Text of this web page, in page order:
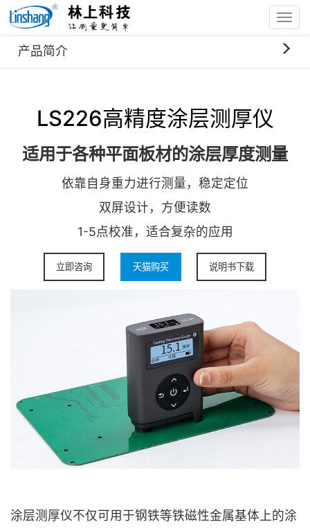
首页 产品中心
LS226高精度涂层测厚仪
适用于各种平面板材的涂层厚度测量
依靠自身重力进行测量，稳定定位
双屏设计，方便读数
1-5点校准，适合复杂的应用
立即咨询 天猫购买 说明书下载
产品简介
涂层测厚仪不仅可用于钢铁等铁磁性金属基体上的涂